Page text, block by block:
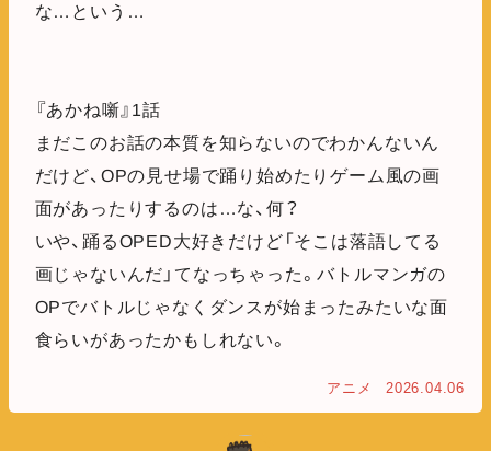
な…という…
『あかね噺』1話
まだこのお話の本質を知らないのでわかんないん
だけど、OPの見せ場で踊り始めたりゲーム風の画
面があったりするのは…な、何？
いや、踊るOPED大好きだけど「そこは落語してる
画じゃないんだ」てなっちゃった。バトルマンガの
OPでバトルじゃなくダンスが始まったみたいな面
食らいがあったかもしれない。
アニメ 2026.04.06